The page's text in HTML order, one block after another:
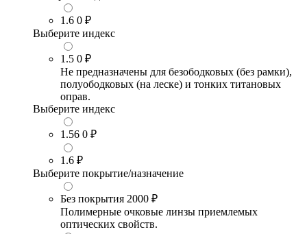
1.6 0 ₽
Выберите индекс
1.5 0 ₽
Не предназначены для безободковых (без рамки),
полуободковых (на леске) и тонких титановых
оправ.
Выберите индекс
1.56 0 ₽
1.6 ₽
Выберите покрытие/назначение
Без покрытия 2000 ₽
Полимерные очковые линзы приемлемых
оптических свойств.